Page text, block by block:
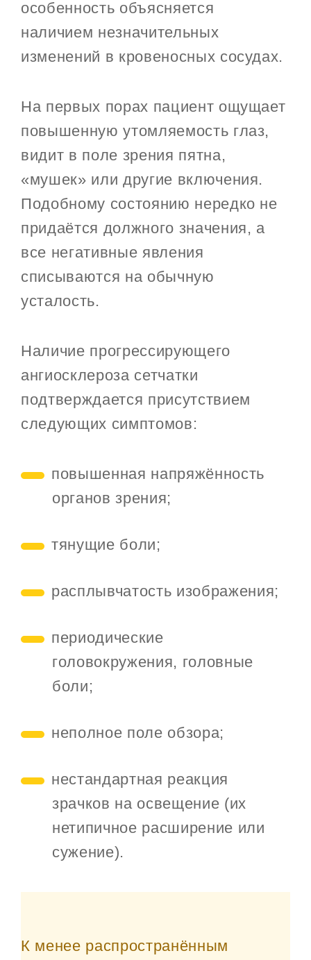
особенность объясняется
наличием незначительных
изменений в кровеносных сосудах.
На первых порах пациент ощущает
повышенную утомляемость глаз,
видит в поле зрения пятна,
«мушек» или другие включения.
Подобному состоянию нередко не
придаётся должного значения, а
все негативные явления
списываются на обычную
усталость.
Наличие прогрессирующего
ангиосклероза сетчатки
подтверждается присутствием
следующих симптомов:
повышенная напряжённость
органов зрения;
тянущие боли;
расплывчатость изображения;
периодические
головокружения, головные
боли;
неполное поле обзора;
нестандартная реакция
зрачков на освещение (их
нетипичное расширение или
сужение).
К менее распространённым